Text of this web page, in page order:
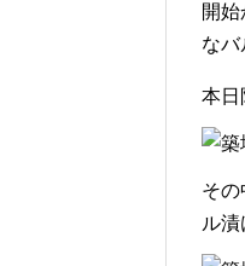
開
なバ
本日
そ
ル